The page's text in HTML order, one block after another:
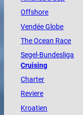
Offshore
VendéeGlobe
TheOcean Race
Segel-Bundesliga
Cruising
Charter
Reviere
Kroatien